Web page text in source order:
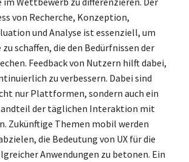
von Recherche, Konzeption,
und Analyse ist essenziell, um
schaffen, die den Bedürfnissen der
Feedback von Nutzern hilft dabei,
zu verbessern. Dabei sind
nur Plattformen, sondern auch ein
der täglichen Interaktion mit
Zukünftige Themen mobil werden
die Bedeutung von UX für die
Anwendungen zu betonen. Ein